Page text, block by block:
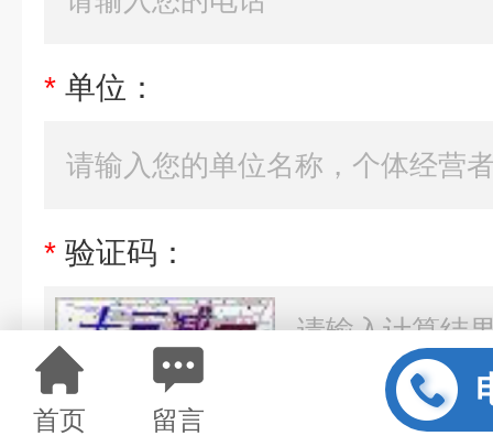
* 单位：
* 验证码：
*留言内容：
首页 留言